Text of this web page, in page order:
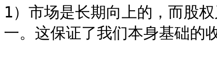
1）市场是长期向上的，而股
一。这保证了我们本身基础的